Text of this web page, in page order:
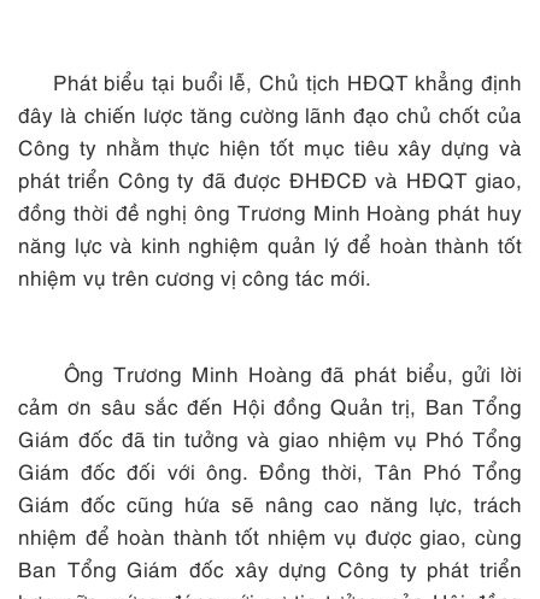
Phát biểu tại buổi lễ, Chủ tịch HĐQT khẳng định
đây là chiến lược tăng cường lãnh đạo chủ chốt của
Công ty nhằm thực hiện tốt mục tiêu xây dựng và
phát triển Công ty đã được ĐHĐCĐ và HĐQT giao,
đồng thời đề nghị ông Trương Minh Hoàng phát huy
năng lực và kinh nghiệm quản lý để hoàn thành tốt
nhiệm vụ trên cương vị công tác mới.
Ông Trương Minh Hoàng đã phát biểu, gửi lời
cảm ơn sâu sắc đến Hội đồng Quản trị, Ban Tổng
Giám đốc đã tin tưởng và giao nhiệm vụ Phó Tổng
Giám đốc đối với ông. Đồng thời, Tân Phó Tổng
Giám đốc cũng hứa sẽ nâng cao năng lực, trách
nhiệm để hoàn thành tốt nhiệm vụ được giao, cùng
Ban Tổng Giám đốc xây dựng Công ty phát triển